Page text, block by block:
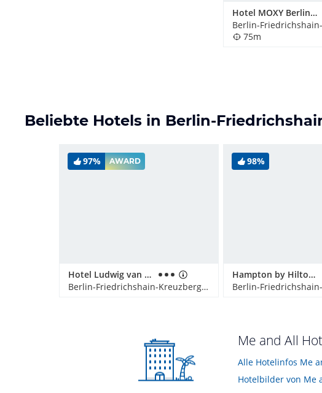
Hotel MOXY Berlin Ostbahnhof
75m
Beliebte Hotels in Berlin-
97% AWARD
Hotel Ludwig van Beethoven
Berlin-Friedrichshain-Kreuzberg, Deutschland
98%
Hampton by Hilton Berlin City East Side Gallery
Me and All